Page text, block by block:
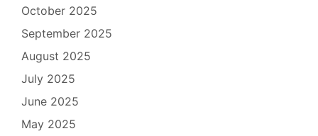
October 2025
September 2025
August 2025
July 2025
June 2025
May 2025